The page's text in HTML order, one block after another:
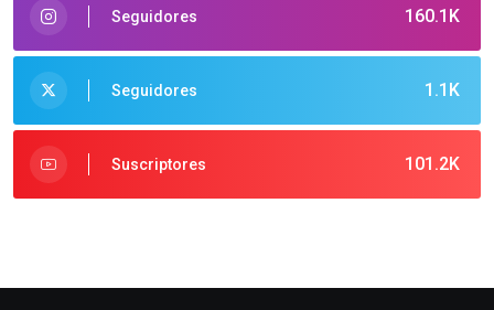
160.1K
Seguidores
1.1K
Seguidores
101.2K
Suscriptores